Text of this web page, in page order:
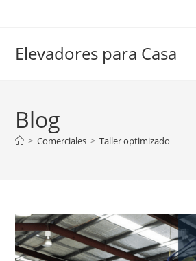
Elevadores para Casa
Blog
> Comerciales > Taller optimizado